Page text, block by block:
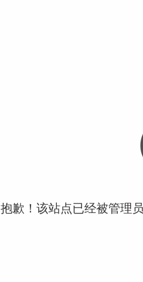
抱歉！该站点已经被管理